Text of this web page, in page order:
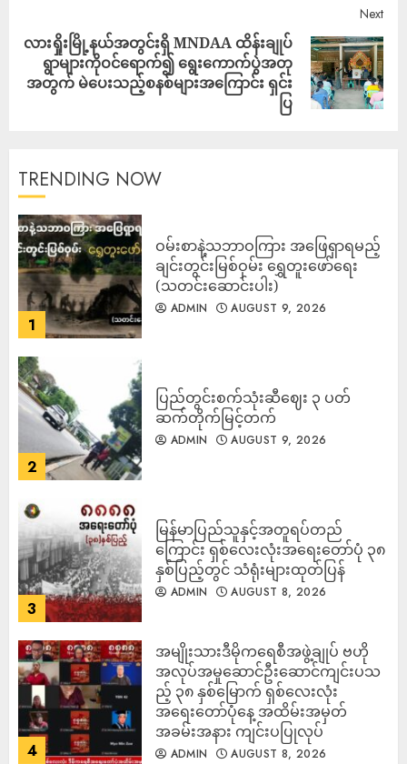
Next
လားရှိုးမြို့နယ်အတွင်းရှိ MNDAA ထိန်းချုပ်
ရွာများကိုဝင်ရောက်၍ ရွေးကောက်ပွဲအတု
အတွက် မဲပေးသည့်စနစ်များအကြောင်း ရှင်း
ပြ
TRENDING NOW
1
ဝမ်းစာနဲ့သဘာဝကြား အဖြေရှာရမည့်
ချင်းတွင်းမြစ်ဝှမ်း ရွှေတူးဖော်ရေး
(သတင်းဆောင်းပါး)
ADMIN AUGUST 9, 2026
2
ပြည်တွင်းစက်သုံးဆီဈေး ၃ ပတ်
ဆက်တိုက်မြင့်တက်
ADMIN AUGUST 9, 2026
3
မြန်မာပြည်သူနှင့်အတူရပ်တည်
ကြောင်း ရှစ်လေးလုံးအရေးတော်ပုံ ၃၈
နှစ်ပြည့်တွင် သံရုံးများထုတ်ပြန်
ADMIN AUGUST 8, 2026
4
အမျိုးသားဒီမိုကရေစီအဖွဲ့ချုပ် ဗဟို
အလုပ်အမှုဆောင်ဦးဆောင်ကျင်းပသ
ည့် ၃၈ နှစ်မြောက် ရှစ်လေးလုံး
အရေးတော်ပုံနေ့ အထိမ်းအမှတ်
အခမ်းအနား ကျင်းပပြုလုပ်
ADMIN AUGUST 8, 2026